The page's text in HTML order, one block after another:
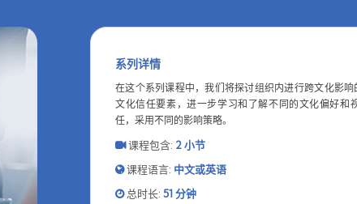
系列详情
在这个系列课程中，我们将探讨组织内进行跨文化影
文化信任要素，进一步学习和了解不同的文化偏好和
任，采用不同的影响策略。
课程包含: 2小节
课程语言: 中文或英语
总时长: 51 分钟